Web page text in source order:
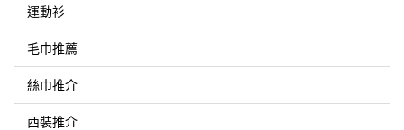
運動衫
毛巾推薦
絲巾推介
西裝推介